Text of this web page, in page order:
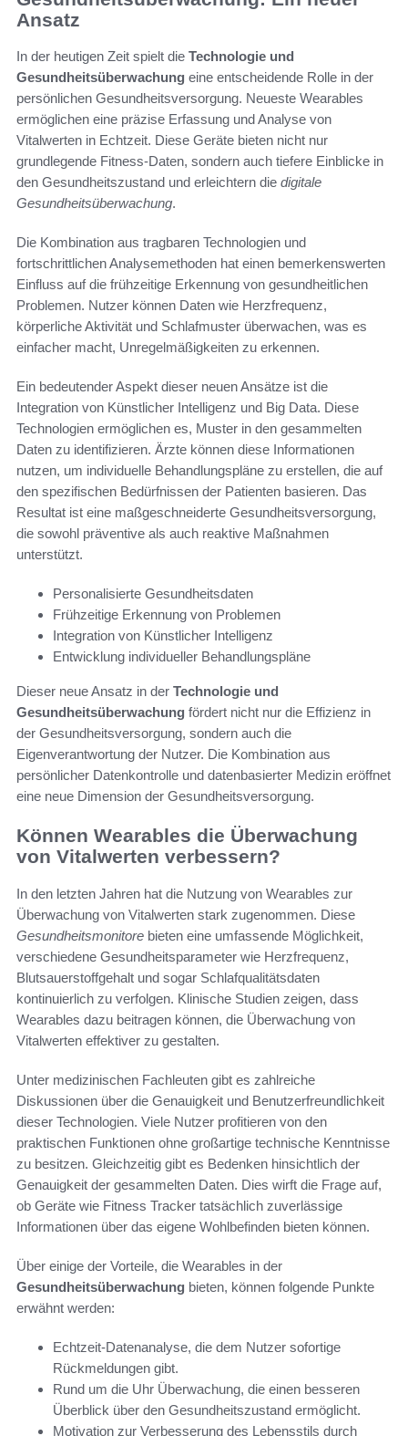
Ansatz
In der heutigen Zeit spielt die Technologie und
Gesundheitsüberwachung eine entscheidende Rolle in der
persönlichen Gesundheitsversorgung. Neueste Wearables
ermöglichen eine präzise Erfassung und Analyse von
Vitalwerten in Echtzeit. Diese Geräte bieten nicht nur
grundlegende Fitness-Daten, sondern auch tiefere Einblicke in
den Gesundheitszustand und erleichtern die digitale
Gesundheitsüberwachung.
Die Kombination aus tragbaren Technologien und
fortschrittlichen Analysemethoden hat einen bemerkenswerten
Einfluss auf die frühzeitige Erkennung von gesundheitlichen
Problemen. Nutzer können Daten wie Herzfrequenz,
körperliche Aktivität und Schlafmuster überwachen, was es
einfacher macht, Unregelmäßigkeiten zu erkennen.
Ein bedeutender Aspekt dieser neuen Ansätze ist die
Integration von Künstlicher Intelligenz und Big Data. Diese
Technologien ermöglichen es, Muster in den gesammelten
Daten zu identifizieren. Ärzte können diese Informationen
nutzen, um individuelle Behandlungspläne zu erstellen, die auf
den spezifischen Bedürfnissen der Patienten basieren. Das
Resultat ist eine maßgeschneiderte Gesundheitsversorgung,
die sowohl präventive als auch reaktive Maßnahmen
unterstützt.
Personalisierte Gesundheitsdaten
Frühzeitige Erkennung von Problemen
Integration von Künstlicher Intelligenz
Entwicklung individueller Behandlungspläne
Dieser neue Ansatz in der Technologie und
Gesundheitsüberwachung fördert nicht nur die Effizienz in
der Gesundheitsversorgung, sondern auch die
Eigenverantwortung der Nutzer. Die Kombination aus
persönlicher Datenkontrolle und datenbasierter Medizin eröffnet
eine neue Dimension der Gesundheitsversorgung.
Können Wearables die Überwachung
von Vitalwerten verbessern?
In den letzten Jahren hat die Nutzung von Wearables zur
Überwachung von Vitalwerten stark zugenommen. Diese
Gesundheitsmonitore bieten eine umfassende Möglichkeit,
verschiedene Gesundheitsparameter wie Herzfrequenz,
Blutsauerstoffgehalt und sogar Schlafqualitätsdaten
kontinuierlich zu verfolgen. Klinische Studien zeigen, dass
Wearables dazu beitragen können, die Überwachung von
Vitalwerten effektiver zu gestalten.
Unter medizinischen Fachleuten gibt es zahlreiche
Diskussionen über die Genauigkeit und Benutzerfreundlichkeit
dieser Technologien. Viele Nutzer profitieren von den
praktischen Funktionen ohne großartige technische Kenntnisse
zu besitzen. Gleichzeitig gibt es Bedenken hinsichtlich der
Genauigkeit der gesammelten Daten. Dies wirft die Frage auf,
ob Geräte wie Fitness Tracker tatsächlich zuverlässige
Informationen über das eigene Wohlbefinden bieten können.
Über einige der Vorteile, die Wearables in der
Gesundheitsüberwachung bieten, können folgende Punkte
erwähnt werden:
Echtzeit-Datenanalyse, die dem Nutzer sofortige
Rückmeldungen gibt.
Rund um die Uhr Überwachung, die einen besseren
Überblick über den Gesundheitszustand ermöglicht.
Motivation zur Verbesserung des Lebensstils durch